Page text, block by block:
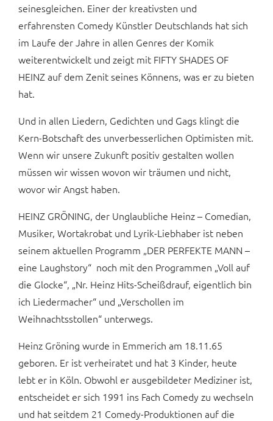
seinesgleichen. Einer der kreativsten und
erfahrensten Comedy Künstler Deutschlands hat sich
im Laufe der Jahre in allen Genres der Komik
weiterentwickelt und zeigt mit FIFTY SHADES OF
HEINZ auf dem Zenit seines Könnens, was er zu bieten
hat.
Und in allen Liedern, Gedichten und Gags klingt die
Kern-Botschaft des unverbesserlichen Optimisten mit.
Wenn wir unsere Zukunft positiv gestalten wollen
müssen wir wissen wovon wir träumen und nicht,
wovor wir Angst haben.
HEINZ GRÖNING, der Unglaubliche Heinz – Comedian,
Musiker, Wortakrobat und Lyrik-Liebhaber ist neben
seinem aktuellen Programm „DER PERFEKTE MANN –
eine Laughstory“ noch mit den Programmen „Voll auf
die Glocke“, „Nr. Heinz Hits-Scheißdrauf, eigentlich bin
ich Liedermacher“ und „Verschollen im
Weihnachtsstollen“ unterwegs.
Heinz Gröning wurde in Emmerich am 18.11.65
geboren. Er ist verheiratet und hat 3 Kinder, heute
lebt er in Köln. Obwohl er ausgebildeter Mediziner ist,
entscheidet er sich 1991 ins Fach Comedy zu wechseln
und hat seitdem 21 Comedy-Produktionen auf die